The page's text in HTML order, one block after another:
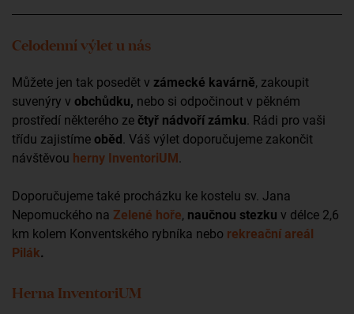
Celodenní výlet u nás
Můžete jen tak posedět v zámecké kavárně, zakoupit
suvenýry v obchůdku, nebo si odpočinout v pěkném
prostředí některého ze čtyř nádvoří zámku . Rádi pro vaši
třídu zajistíme oběd . Váš výlet doporučujeme zakončit
návštěvou herny InventoriUM
Doporučujeme také procházku ke kostelu sv. Jana
Nepomuckého na Zelené hoře, naučnou stezku v délce 2,6
km kolem Konventského rybníka nebo rekreační areál
Pilák.
Herna InventoriUM